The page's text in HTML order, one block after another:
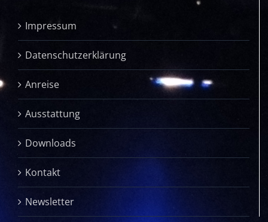
Impressum
Datenschutzerklärung
Anreise
Ausstattung
Downloads
Kontakt
Newsletter